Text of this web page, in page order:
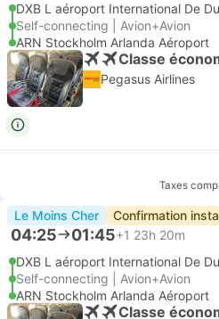
DXB L aéroport International De
Self-connecting | Avion+Avion
ARN Stockholm Arlanda Aéroport
Classe
Pegasus Airlines
Taxes
Le Moins Cher Confirmation
04:25 01:45+1 23h 20m
DXB L aéroport International De
Self-connecting | Avion+Avion
ARN Stockholm Arlanda Aéroport
Classe